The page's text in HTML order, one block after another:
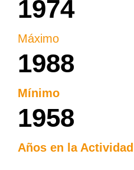
1974
Máximo
1988
Mínimo
1958
Años en la